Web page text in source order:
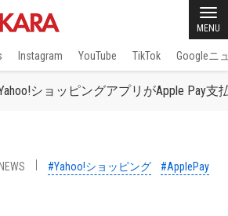
MENU
Instagram YouTube TikTok Googleニ
ショッピングアプリがApple Pay支
NEWS #Yahoo!ショッピング #ApplePay